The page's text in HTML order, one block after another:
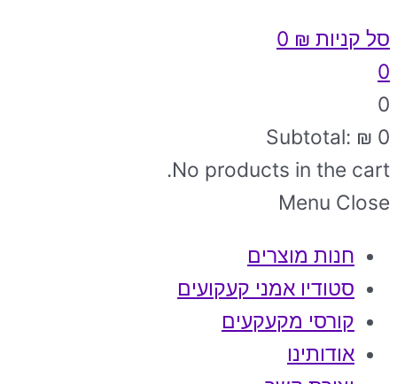
סל קניות ₪
0
0
Subtotal: ₪ 0
No products in the cart.
Menu Close
חנות מוצרים
סטודיו אמני קעקועים
קורסי מקעקעים
אודותינו